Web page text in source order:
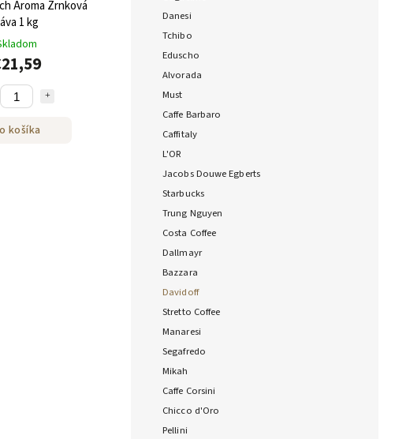
Danesi
Tchibo
Eduscho
Alvorada
Must
Caffe Barbaro
Caffitaly
L'OR
Jacobs Douwe Egberts
Starbucks
Trung Nguyen
Costa Coffee
Dallmayr
Bazzara
Davidoff
Stretto Coffee
Manaresi
Segafredo
Mikah
Caffe Corsini
Chicco d'Oro
Pellini
Aroma Zrnková
1 kg
košíka